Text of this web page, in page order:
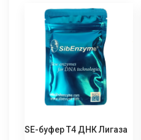
SE-буфер Т4 ДНК Лигаза